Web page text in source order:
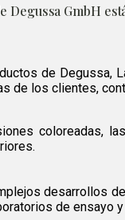
Degussa GmbH
de Degussa,
de los clientes,
coloreadas,
desarrollos
de ensayo